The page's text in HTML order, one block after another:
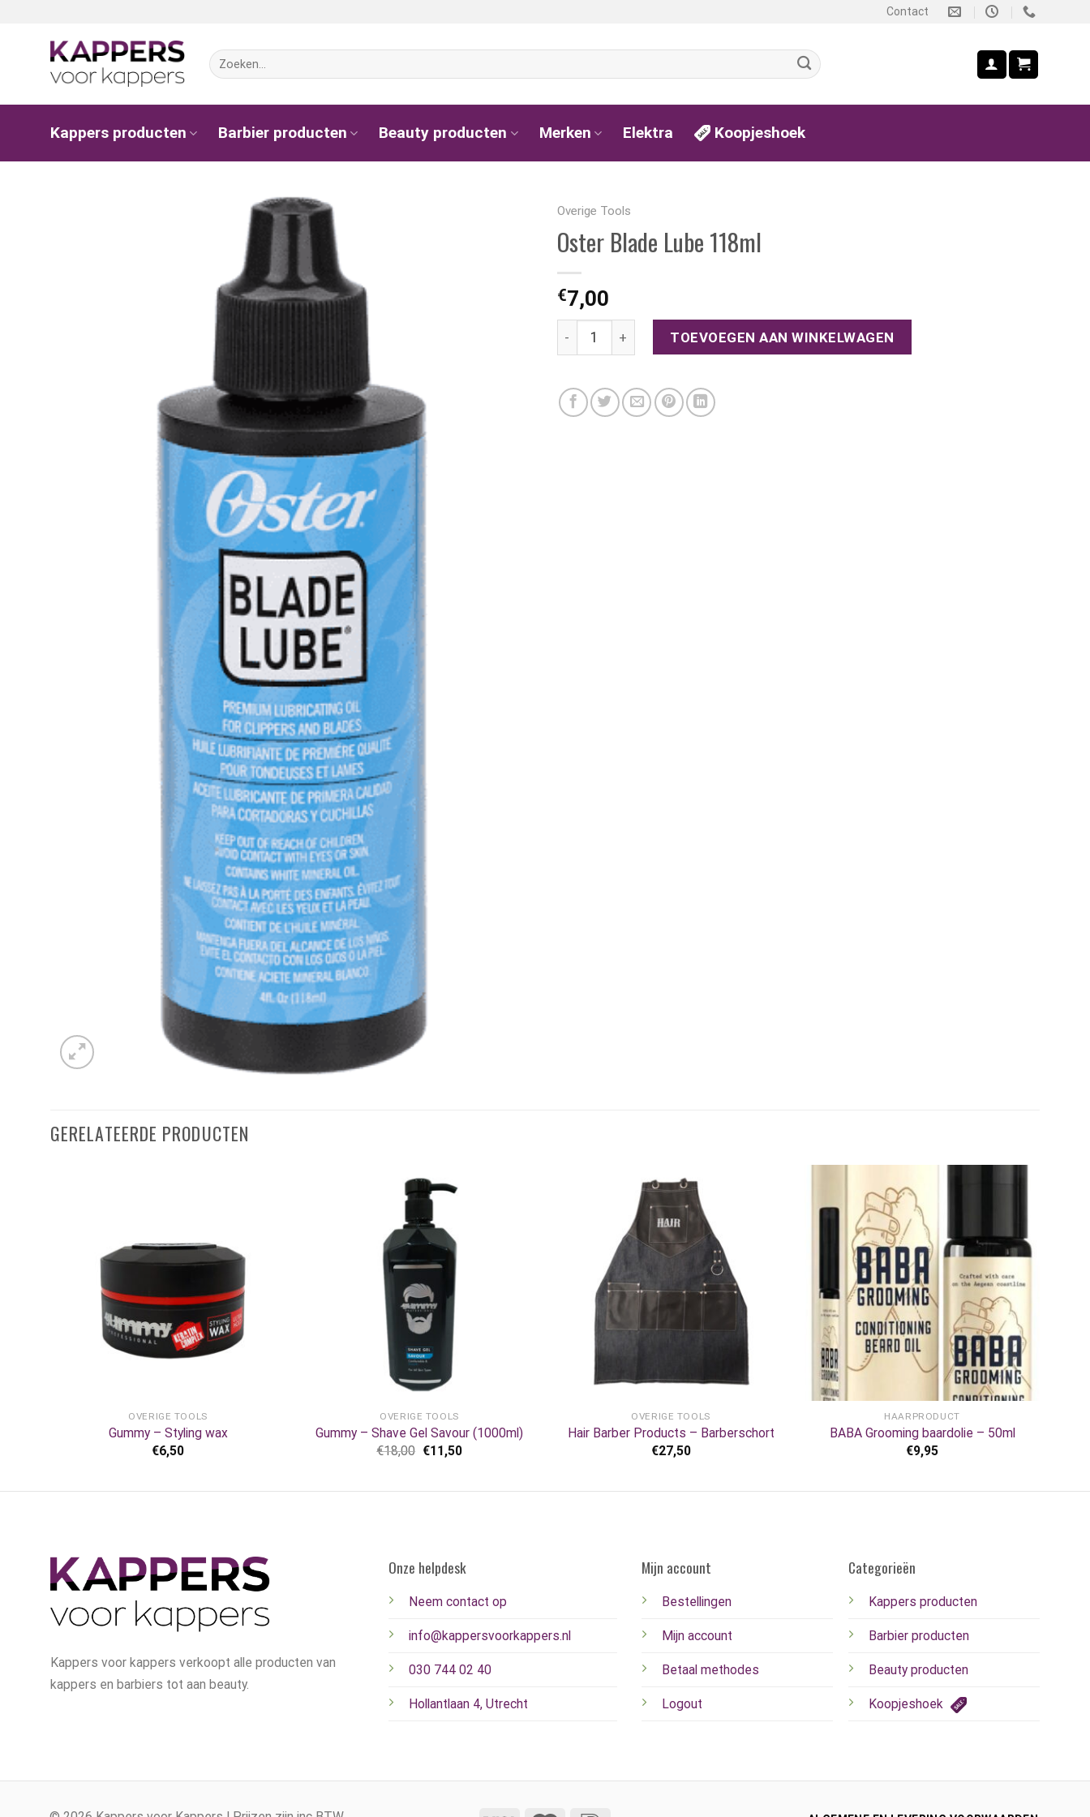
Contact
Zoeken
naar:
Kappers producten Barbier producten Beauty producten Merken Elektra Koopjeshoek
Overige Tools
Oster Blade Lube 118ml
€7,00
Oster Blade Lube 118ml aantalTOEVOEGEN AAN WINKELWAGEN
GERELATEERDE PRODUCTEN
OVERIGE TOOLS
Gummy – Styling wax
€6,50
OVERIGE TOOLS
Gummy – Shave Gel Savour (1000ml)
€18,00 €11,50
OVERIGE TOOLS
Hair Barber Products – Barberschort
€27,50
+
HAARPRODUCT
BABA Grooming baardolie – 50ml
€9,95
Kappers voor kappers verkoopt alle producten van
kappers en barbiers tot aan beauty.
Onze helpdesk
Neem contact op
info@kappersvoorkappers.nl
030 744 02 40
Hollantlaan 4, Utrecht
Mijn account
Bestellingen
Mijn account
Betaal methodes
Logout
Categorieën
Kappers producten
Barbier producten
Beauty producten
Koopjeshoek